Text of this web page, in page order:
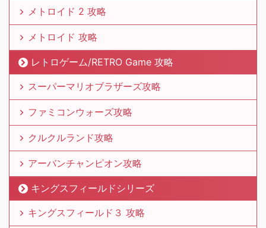
メトロイド 2 攻略
メトロイド 攻略
レトロゲーム/RETRO Game 攻略
スーパーマリオブラザーズ攻略
ファミコンウォーズ攻略
クルクルランド攻略
アーバンチャンピオン攻略
キングスフィールドシリーズ
キングスフィールド３ 攻略